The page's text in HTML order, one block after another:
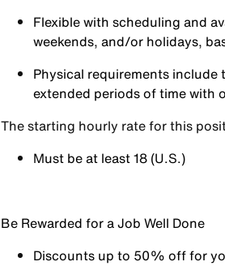
Flexible with scheduling and
weekends, and/or holidays,
Physical requirements
extended periods of time with
The starting hourly rate for this
Must be at least 18 (U.S.)
Be Rewarded for a Job Well Done
Discounts up to 50% off for